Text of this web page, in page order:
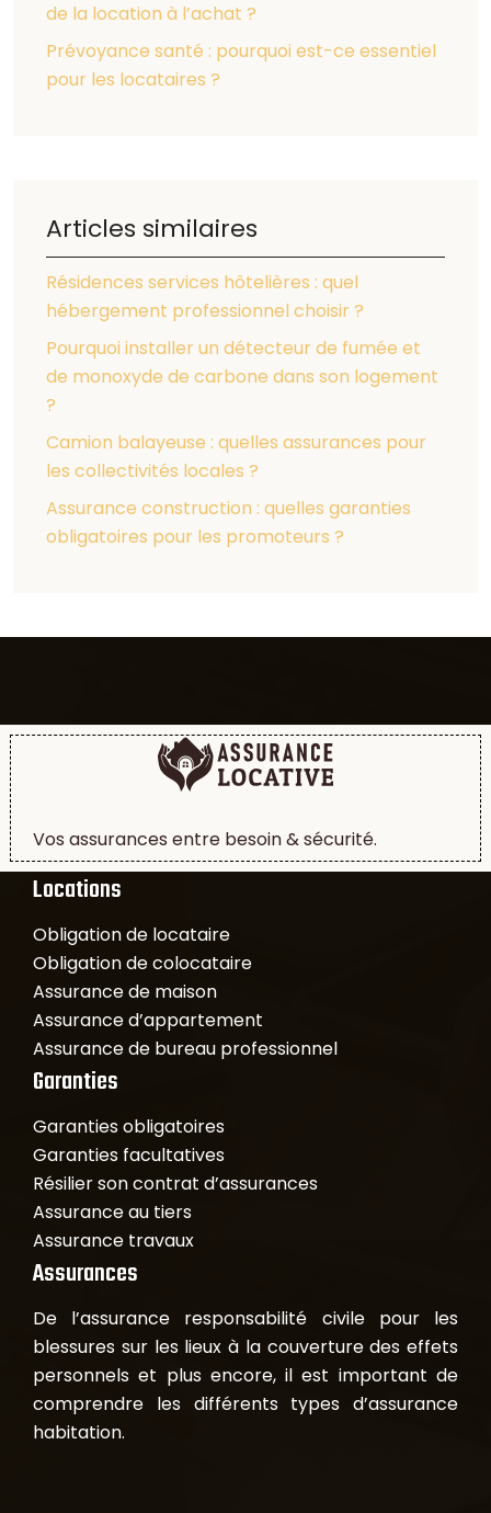
de la location à l’achat ?
Prévoyance santé : pourquoi est-ce essentiel
pour les locataires ?
Articles similaires
Résidences services hôtelières : quel
hébergement professionnel choisir ?
Pourquoi installer un détecteur de fumée et
de monoxyde de carbone dans son logement
?
Camion balayeuse : quelles assurances pour
les collectivités locales ?
Assurance construction : quelles garanties
obligatoires pour les promoteurs ?
Vos assurances entre besoin & sécurité.
Locations
Obligation de locataire
Obligation de colocataire
Assurance de maison
Assurance d’appartement
Assurance de bureau professionnel
Garanties
Garanties obligatoires
Garanties facultatives
Résilier son contrat d’assurances
Assurance au tiers
Assurance travaux
Assurances
De l’assurance responsabilité civile pour les
blessures sur les lieux à la couverture des effets
personnels et plus encore, il est important de
comprendre les différents types d’assurance
habitation.